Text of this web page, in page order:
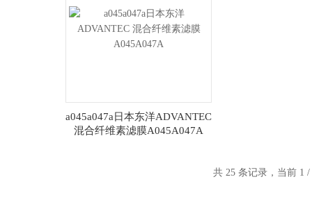
a045a047a日本东洋ADVANTEC
混合纤维素滤膜A045A047A
共 25 条记录，当前